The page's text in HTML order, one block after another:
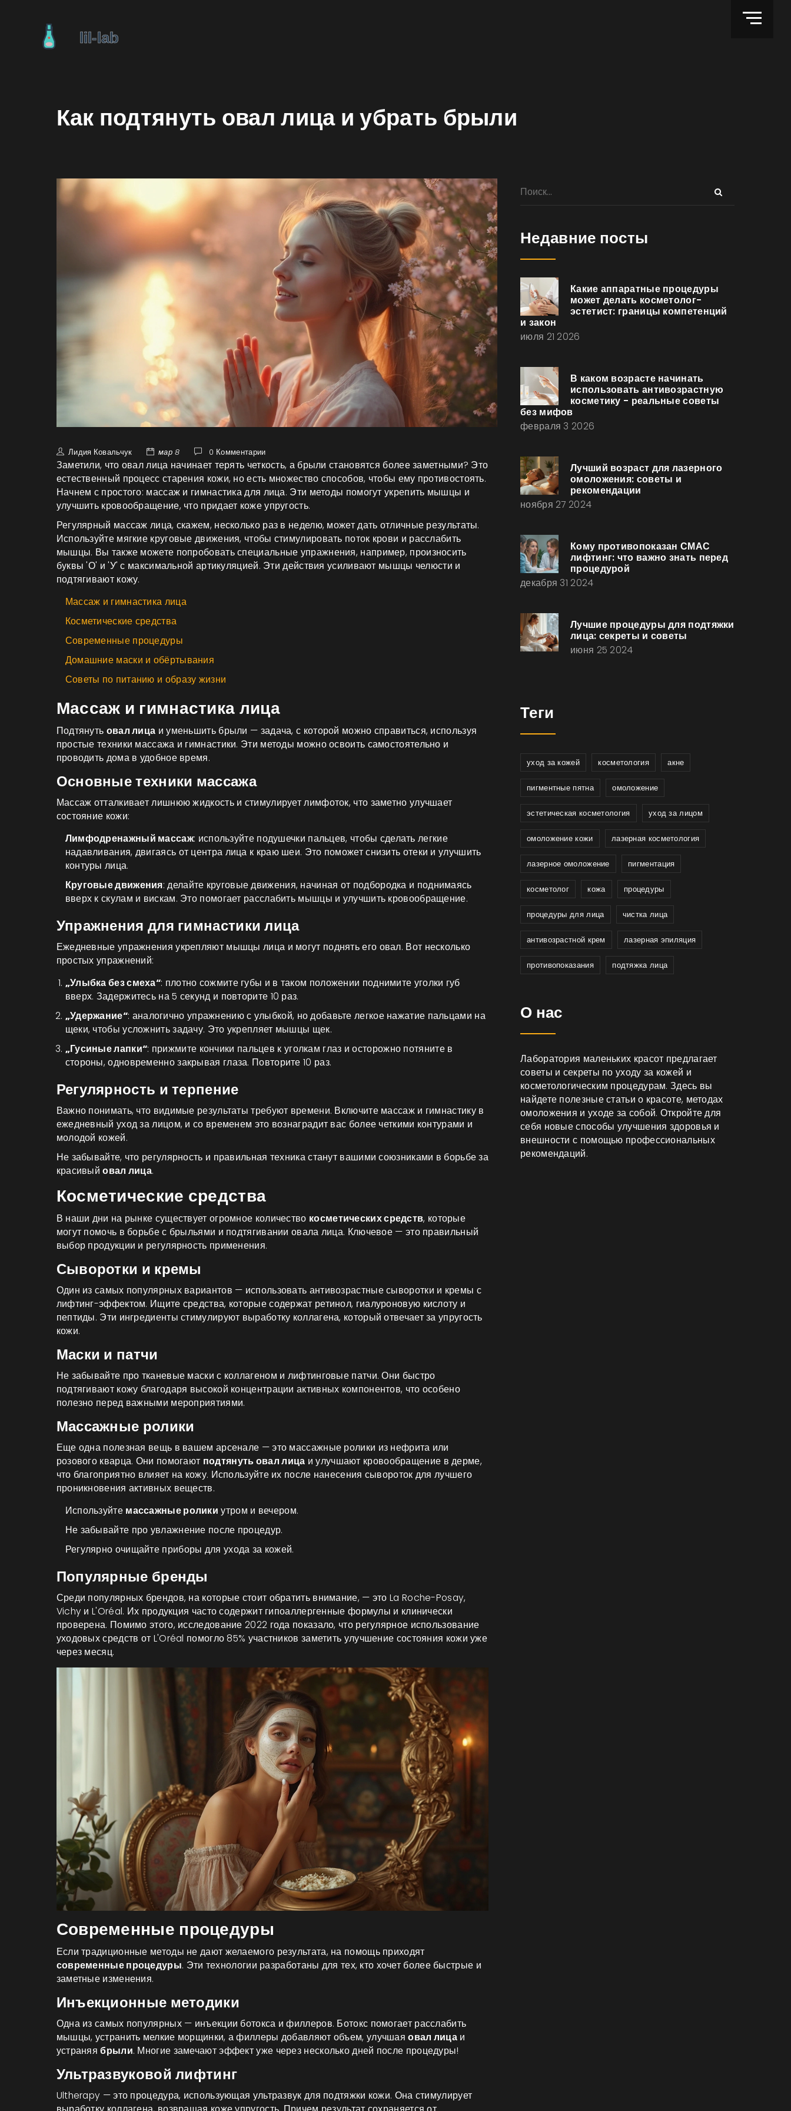
Как подтянуть овал лица и убрать брыли
Лидия Ковальчук мар 8 0 Комментарии
Заметили, что овал лица начинает терять четкость, а брыли становятся более заметными? Это
естественный процесс старения кожи, но есть множество способов, чтобы ему противостоять.
Начнем с простого: массаж и гимнастика для лица. Эти методы помогут укрепить мышцы и
улучшить кровообращение, что придает коже упругость.
Регулярный массаж лица, скажем, несколько раз в неделю, может дать отличные результаты.
Используйте мягкие круговые движения, чтобы стимулировать поток крови и расслабить
мышцы. Вы также можете попробовать специальные упражнения, например, произносить
буквы 'О' и 'У' с максимальной артикуляцией. Эти действия усиливают мышцы челюсти и
подтягивают кожу.
Массаж и гимнастика лица
Косметические средства
Современные процедуры
Домашние маски и обёртывания
Советы по питанию и образу жизни
Массаж и гимнастика лица
Подтянуть овал лица и уменьшить брыли — задача, с которой можно справиться, используя
простые техники массажа и гимнастики. Эти методы можно освоить самостоятельно и
проводить дома в удобное время.
Основные техники массажа
Массаж отталкивает лишнюю жидкость и стимулирует лимфоток, что заметно улучшает
состояние кожи:
Лимфодренажный массаж: используйте подушечки пальцев, чтобы сделать легкие
надавливания, двигаясь от центра лица к краю шеи. Это поможет снизить отеки и улучшить
контуры лица.
Круговые движения: делайте круговые движения, начиная от подбородка и поднимаясь
вверх к скулам и вискам. Это помогает расслабить мышцы и улучшить кровообращение.
Упражнения для гимнастики лица
Ежедневные упражнения укрепляют мышцы лица и могут поднять его овал. Вот несколько
простых упражнений:
„Улыбка без смеха“: плотно сожмите губы и в таком положении поднимите уголки губ
вверх. Задержитесь на 5 секунд и повторите 10 раз.
„Удержание“: аналогично упражнению с улыбкой, но добавьте легкое нажатие пальцами на
щеки, чтобы усложнить задачу. Это укрепляет мышцы щек.
„Гусиные лапки“: прижмите кончики пальцев к уголкам глаз и осторожно потяните в
стороны, одновременно закрывая глаза. Повторите 10 раз.
Регулярность и терпение
Важно понимать, что видимые результаты требуют времени. Включите массаж и гимнастику в
ежедневный уход за лицом, и со временем это вознаградит вас более четкими контурами и
молодой кожей.
Не забывайте, что регулярность и правильная техника станут вашими союзниками в борьбе за
красивыйовал лица.
Косметические средства
В наши дни на рынке существует огромное количество косметических средств, которые
могут помочь в борьбе с брыльями и подтягивании овала лица. Ключевое — это правильный
выбор продукции и регулярность применения.
Сыворотки и кремы
Один из самых популярных вариантов — использовать антивозрастные сыворотки и кремы с
лифтинг-эффектом. Ищите средства, которые содержат ретинол, гиалуроновую кислоту и
пептиды. Эти ингредиенты стимулируют выработку коллагена, который отвечает за упругость
кожи.
Маски и патчи
Не забывайте про тканевые маски с коллагеном и лифтинговые патчи. Они быстро
подтягивают кожу благодаря высокой концентрации активных компонентов, что особено
полезно перед важными мероприятиями.
Массажные ролики
Еще одна полезная вещь в вашем арсенале — это массажные ролики из нефрита или
розового кварца. Они помогают подтянуть овал лица и улучшают кровообращение в дерме,
что благоприятно влияет на кожу. Используйте их после нанесения сывороток для лучшего
проникновения активных веществ.
Используйте массажные ролики утром и вечером.
Не забывайте про увлажнение после процедур.
Регулярно очищайте приборы для ухода за кожей.
Популярные бренды
Среди популярных брендов, на которые стоит обратить внимание, — это La Roche-Posay,
Vichy и L'Oréal. Их продукция часто содержит гипоаллергенные формулы и клинически
проверена. Помимо этого, исследование 2022 года показало, что регулярное использование
уходовых средств от L'Oréal помогло 85% участников заметить улучшение состояния кожи уже
через месяц.
Современные процедуры
Если традиционные методы не дают желаемого результата, на помощь приходят
современные процедуры. Эти технологии разработаны для тех, кто хочет более быстрые и
заметные изменения.
Инъекционные методики
Одна из самых популярных — инъекции ботокса и филлеров. Ботокс помогает расслабить
мышцы, устранить мелкие морщинки, а филлеры добавляют объем, улучшаяовал лица и
устраняябрыли. Многие замечают эффект уже через несколько дней после процедуры!
Ультразвуковой лифтинг
Ultherapy — это процедура, использующая ультразвук для подтяжки кожи. Она стимулирует
Недавние посты
Какие аппаратные процедуры
может делать косметолог-
эстетист: границы компетенций
и закон
июля 21 2026
В каком возрасте начинать
использовать антивозрастную
косметику - реальные советы
без мифов
февраля 3 2026
Лучший возраст для лазерного
омоложения: советы и
рекомендации
ноября 27 2024
Кому противопоказан СМАС
лифтинг: что важно знать перед
процедурой
декабря 31 2024
Лучшие процедуры для подтяжки
лица: секреты и советы
июня 25 2024
Теги
уход за кожей косметология акне
пигментные пятна омоложение
эстетическая косметология уход за лицом
омоложение кожи лазерная косметология
лазерное омоложение пигментация
косметолог кожа процедуры
процедуры для лица чистка лица
антивозрастной крем лазерная эпиляция
противопоказания подтяжка лица
О нас
Лаборатория маленьких красот предлагает
советы и секреты по уходу за кожей и
косметологическим процедурам. Здесь вы
найдете полезные статьи о красоте, методах
омоложения и уходе за собой. Откройте для
себя новые способы улучшения здоровья и
внешности с помощью профессиональных
рекомендаций.